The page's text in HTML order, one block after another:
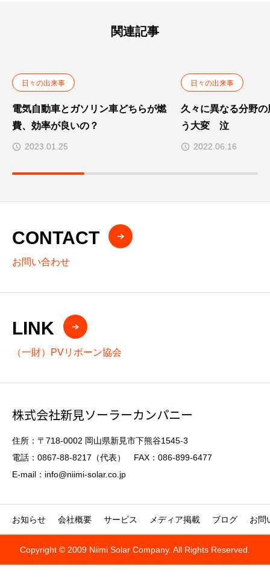
関連記事
日々の出来事
電気自動車とガソリン車どちらが燃
費、効率が良いの？
2023.01.25
日々の出来事
久々に異なる分野
う大変 泣
2022.06.16
CONTACT
お問い合わせ
LINK
（一財）PVリボーン協会
株式会社新見ソーラーカンパニー
住所：〒718-0002 岡山県新見市下熊谷1545-3
電話：0867-88-8217（代表） FAX：086-899-6477
E-mail：info@niimi-solar.co.jp
お知らせ 会社概要 サービス メディア掲載 ブログ お問
Copyright © 2009 Niimi Solar Company. All Rights Reserved.